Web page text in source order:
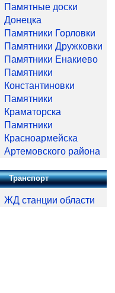
Памятные доски
Донецка
Памятники Горловки
Памятники Дружковки
Памятники Енакиево
Памятники
Константиновки
Памятники
Краматорска
Памятники
Красноармейска
Артемовского района
Транспорт
ЖД станции области